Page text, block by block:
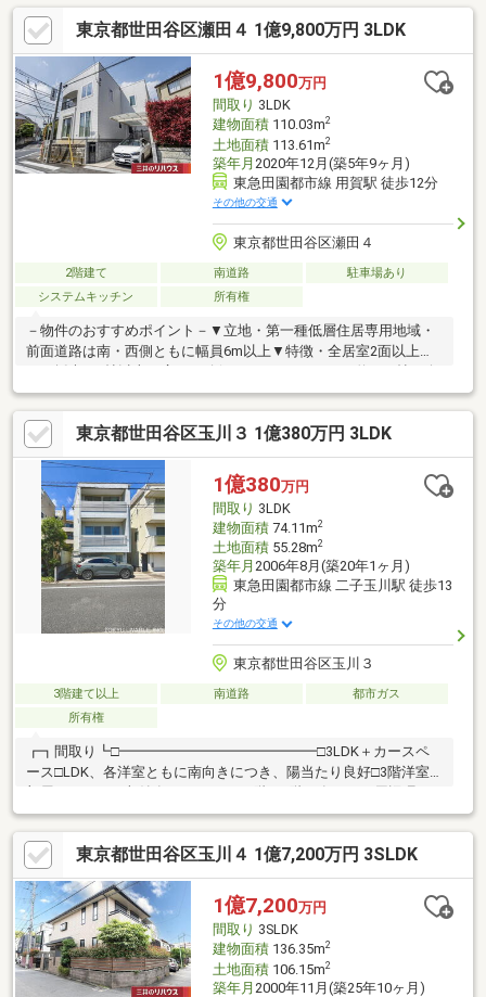
生活動線を分けた3階建、独立した個室2室あり■ 充実の設備仕様
高い断熱性、床暖房・食洗機・カースペース・広い玄関土間■ 豊
かな周辺環境スーパー徒歩5分、多摩川河川敷や競技場も身近■ 人
気のエリア田園都市線「二子新地駅」徒歩約12分二子玉川・溝の
口・武蔵小杉も自転車圏内です。
東京都世田谷区瀬田４ 1億9,800万円 3LDK
1億9,800万円
間取り 3LDK
建物面積110.03m2
土地面積113.61m2
築年月 2020年12月(築5年9ヶ月)
東急田園都市線 用賀駅 徒歩12分
その他の交通
東京都世田谷区瀬田４
2階建て 南道路
駐車場あり
システムキッチン
所有権
－物件のおすすめポイント－▼立地・第一種低層住居専用地域・
前面道路は南・西側ともに幅員6m以上▼特徴・全居室2面以上か
話が弾む対面式キッチン・主寝室は約10.5帖の広さ・南向きバル
コニーを設置・ベビーカーやアウトドア用品の収納にも役立つSC
有・浴室はゆったりとした1620サイズ・全館空調を採用・駐車1
台可能(車種による)▼周辺環境・ローソン世田谷瀬田五丁目店 徒
歩4分(約310m)■ ご希望の住まい探しをお手伝いします
━━━━━・・・物件の詳細・ご相談はお気軽にお問い合わせく
ださい。
東京都世田谷区玉川３ 1億380万円 3LDK
1億380万円
間取り 3LDK
建物面積74.11m2
土地面積55.28m2
築年月 2006年8月(築20年1ヶ月)
東急田園都市線 二子玉川駅 徒歩13
分
その他の交通
東京都世田谷区玉川３
3階建て以上 南道路
都市ガス
所有権
┏┓間取り┗□━━━━━━━━━━━━━━□3LDK＋カースペ
ース□LDK、各洋室ともに南向きにつき、陽当たり良好□3階洋室2
境・立地条件┗□━━━━━━━━━━━━━━□現地は多摩堤通
りから少し入ったところに位置しております。現地周辺は閑静で
す。□前面道路は一方通行になります。小さなお子様がいても安
心の住環境です。□たまがわ花火大会が望めます（天候等によ
る）┏┓道路・方位等┗□━━━━━━━━━━━━━━□対象不
動産は南側幅員3.7ｍ道路に面しています。□南側対岸には建物が
なく、日照・開放感良好です。
東京都世田谷区玉川４ 1億7,200万円 3SLDK
1億7,200万円
間取り 3SLDK
建物面積136.35m2
土地面積106.15m2
築年月 2000年11月(築25年10ヶ月)